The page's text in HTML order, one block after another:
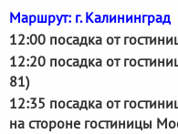
Маршрут: г. Калининград
12:00 посадка от
12:20 посадка от
81)
12:35 посадка от
на стороне гостиницы